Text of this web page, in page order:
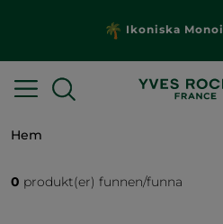
Ikoniska Monoi
Hem
0 produkt(er) funnen/funna